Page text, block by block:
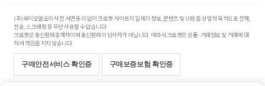
(주)와이오엘오의 사전 서면 동의 없이 크로켓 사이트의 일체의 정보, 콘텐츠 및 UI등을 상업적 목적으로 전재,
전송, 스크래핑 등 무단 사용할 수 없습니다.
크로켓은 통신판매중개자이며 통신판매의 당사자가 아닙니다. 따라서 크로켓은 상품·거래정보 및 거래에 대
하여 책임을 지지 않습니다.
구매안전서비스 확인증 구매보증보험 확인증